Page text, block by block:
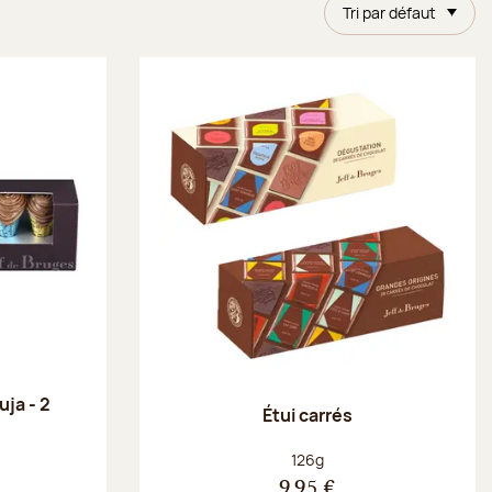
Tri par défaut
- 2
Étui carrés
Poids net :
126g